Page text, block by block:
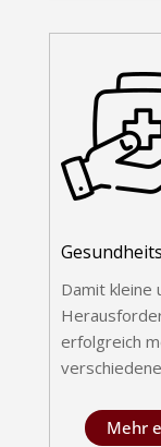
Damit kleine
erfolgreich
Mehr